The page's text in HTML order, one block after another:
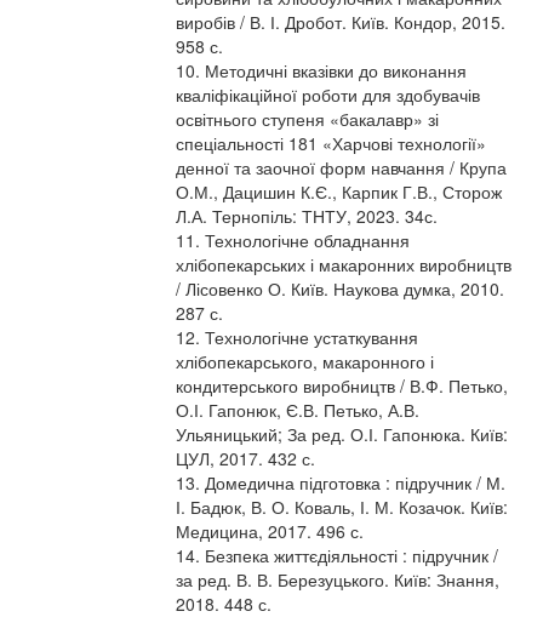
виробів / В. І. Дробот. Київ. Кондор, 2015.
958 с.
10. Методичні вказівки до виконання
кваліфікаційної роботи для здобувачів
освітнього ступеня «бакалавр» зі
спеціальності 181 «Харчові технології»
денної та заочної форм навчання / Крупа
О.М., Дацишин К.Є., Карпик Г.В., Сторож
Л.А. Тернопіль: ТНТУ, 2023. 34с.
11. Технологічне обладнання
хлібопекарських і макаронних виробництв
/ Лісовенко О. Київ. Наукова думка, 2010.
287 с.
12. Технологічне устаткування
хлібопекарського, макаронного і
кондитерського виробництв / В.Ф. Петько,
О.І. Гапонюк, Є.В. Петько, А.В.
Ульяницький; За ред. О.І. Гапонюка. Київ:
ЦУЛ, 2017. 432 с.
13. Домедична підготовка : підручник / М.
І. Бадюк, В. О. Коваль, І. М. Козачок. Київ:
Медицина, 2017. 496 с.
14. Безпека життєдіяльності : підручник /
за ред. В. В. Березуцького. Київ: Знання,
2018. 448 с.